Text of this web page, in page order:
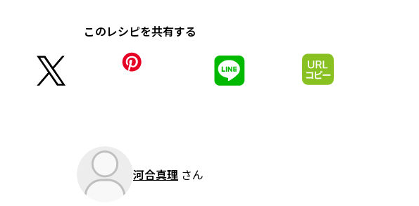
このレシピを共有する
河合真理 さん